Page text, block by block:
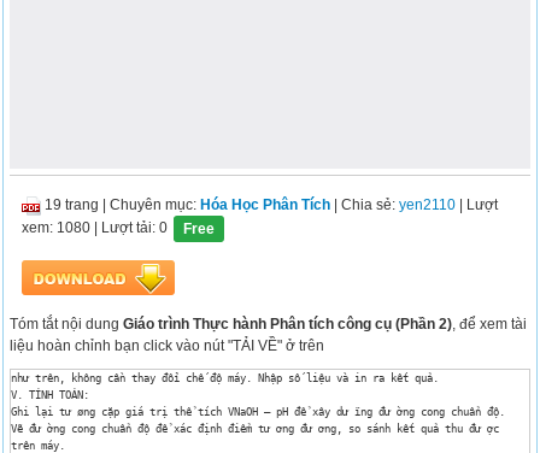
19 trang |Chuyên mục: Hóa Học Phân Tích | Chia sẻ:yen2110 | Lượt
xem: 1080 | Lượt tải: 0 Free
Tóm tắt nội dungGiáo trình Thực hành Phân tích công cụ (Phần 2), để xem tài
liệu hoàn chỉnh bạn click vào nút "TẢI VỀ" ở trên
như trên, không cần thay đổi chế độ máy. Nhập số liệu và in ra kết quả.
V. TÍNH TOÁN:
Ghi lại tư øng cặp giá trị thể tích VNaOH – pH để xây dư ïng đư ờng cong chuẩn độ.
Vẽ đư ờng cong chuẩn độ để xác định điểm tư ơng đư ơng, so sánh kết quả thu đư ợc
trên máy.